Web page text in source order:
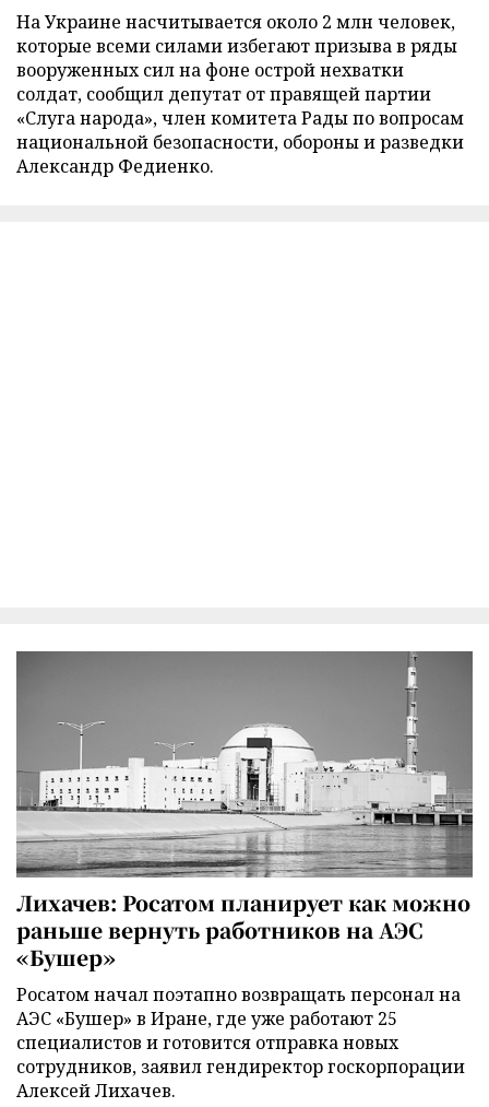
На Украине насчитывается около 2 млн человек,
которые всеми силами избегают призыва в ряды
вооруженных сил на фоне острой нехватки
солдат, сообщил депутат от правящей партии
«Слуга народа», член комитета Рады по вопросам
национальной безопасности, обороны и разведки
Александр Федиенко.
Лихачев: Росатом планирует как можно
раньше вернуть работников на АЭС
«Бушер»
Росатом начал поэтапно возвращать персонал на
АЭС «Бушер» в Иране, где уже работают 25
специалистов и готовится отправка новых
сотрудников, заявил гендиректор госкорпорации
Алексей Лихачев.